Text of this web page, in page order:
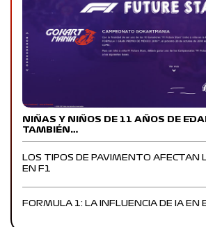
NIÑAS Y NIÑOS DE 11 AÑOS DE
TAMBIÉN…
LOS TIPOS DE PAVIMENTO AFECTAN
EN F1
FORMULA 1: LA INFLUENCIA DE IA EN